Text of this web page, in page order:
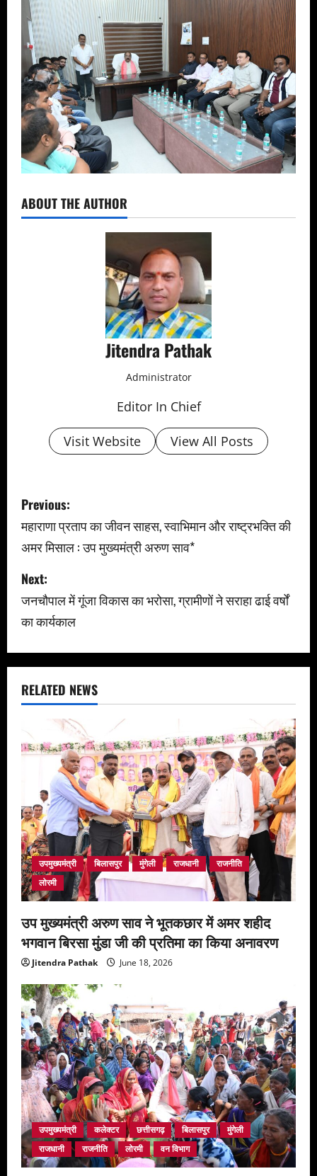
ABOUT THE AUTHOR
Jitendra Pathak
Administrator
Editor In Chief
Visit Website View All Posts
P
o
s
t
n
a
v
i
g
a
i
o
n
Previous:
महाराणा प्रताप का जीवन साहस, स्वाभिमान और राष्ट्रभक्ति की
अमर मिसाल : उप मुख्यमंत्री अरुण साव*
Next:
जनचौपाल में गूंजा विकास का भरोसा, ग्रामीणों ने सराहा ढाई वर्षों
का कार्यकाल
RELATED NEWS
उपमुख्यमंत्री बिलासपुर मुंगेली राजधानी
राजनीति
लोरमी
उप मुख्यमंत्री अरुण साव ने भूतकछार में अमर शहीद
भगवान बिरसा मुंडा जी की प्रतिमा का किया अनावरण
Jitendra Pathak June 18, 2026
उपमुख्यमंत्री कलेक्टर छत्तीसगढ़ बिलासपुर
मुंगेली
राजधानी
राजनीति लोरमी वन विभाग